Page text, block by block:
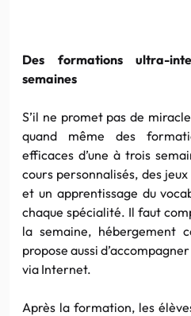
Des formations ultra-
semaines
S’il ne promet pas de
quand même des
efficaces d’une à trois
cours personnalisés, des
et un apprentissage du
chaque spécialité. Il faut
la semaine, hébergement
propose aussi
via Internet.
Après la formation, les